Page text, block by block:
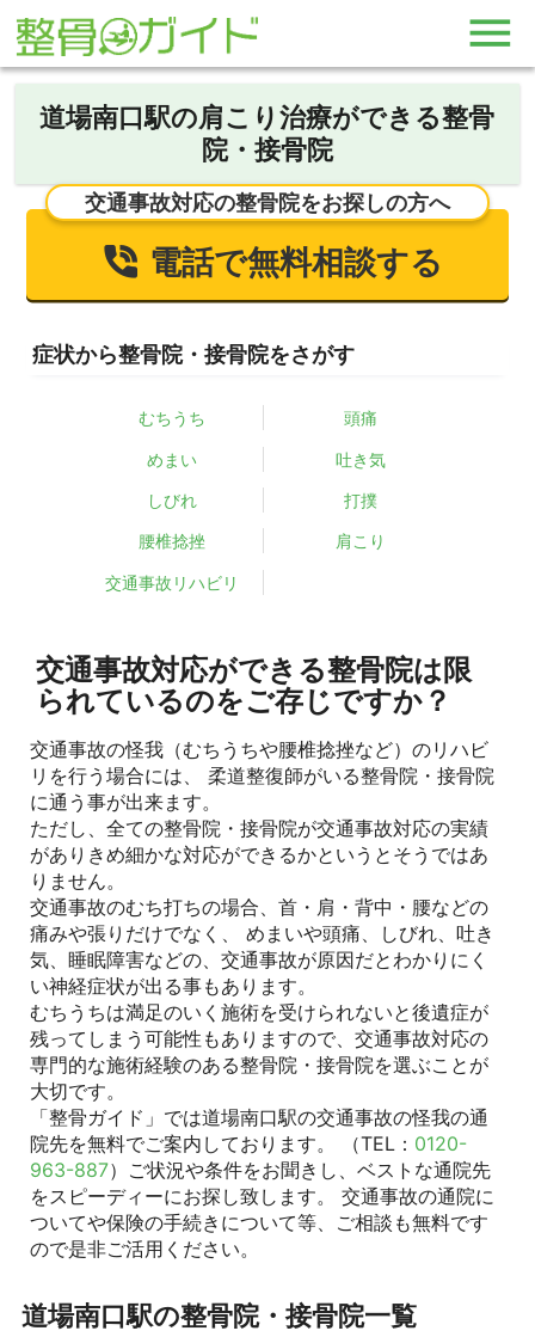
道場南口駅の肩こり治療ができる整骨
院・接骨院
交通事故対応の整骨院をお探しの方へ
電話で無料相談する
症状から整骨院・接骨院をさがす
むちうち 頭痛
めまい 吐き気
しびれ 打撲
腰椎捻挫 肩こり
交通事故リハビリ
交通事故対応ができる整骨院は限
られているのをご存じですか？
交通事故の怪我（むちうちや腰椎捻挫など）のリハビ
リを行う場合には、 柔道整復師がいる整骨院・接骨院
に通う事が出来ます。
ただし、全ての整骨院・接骨院が交通事故対応の実績
がありきめ細かな対応ができるかというとそうではあ
りません。
交通事故のむち打ちの場合、首・肩・背中・腰などの
痛みや張りだけでなく、 めまいや頭痛、しびれ、吐き
気、睡眠障害などの、交通事故が原因だとわかりにく
い神経症状が出る事もあります。
むちうちは満足のいく施術を受けられないと後遺症が
残ってしまう可能性もありますので、交通事故対応の
専門的な施術経験のある整骨院・接骨院を選ぶことが
大切です。
「整骨ガイド」では道場南口駅の交通事故の怪我の通
院先を無料でご案内しております。 （TEL： 0120-
963-887）ご状況や条件をお聞きし、ベストな通院先
をスピーディーにお探し致します。 交通事故の通院に
ついてや保険の手続きについて等、ご相談も無料です
ので是非ご活用ください。
道場南口駅の整骨院・接骨院一覧